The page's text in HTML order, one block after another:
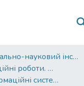
Навчально-науковий інститут економіки, управління, права та інформаційних технологій
Кваліфікаційні роботи. ННІ економіки, управління, права та ІТ
126 «Інформаційні системи та технології» - Бакалаври 2024-2025